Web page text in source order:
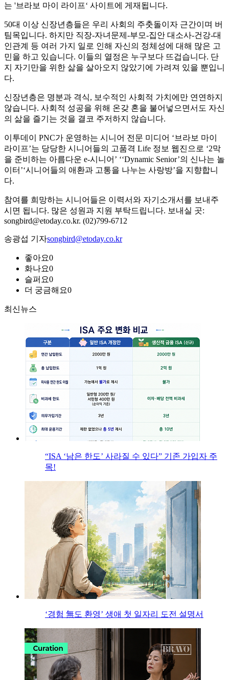
는 '브라보 마이 라이프‘ 사이트에 게재됩니다.
50대 이상 신장년층들은 우리 사회의 주춧돌이자 근간이며 버
팀목입니다. 하지만 직장-자녀문제-부모-집안 대소사-건강-대
인관계 등 여러 가지 일로 인해 자신의 정체성에 대해 많은 고
민을 하고 있습니다. 이들의 열정은 누구보다 뜨겁습니다. 단
지 자기만을 위한 삶을 살아오지 않았기에 가려져 있을 뿐입니
다.
신장년층은 명분과 격식, 보수적인 사회적 가치에만 연연하지
않습니다. 사회적 성공을 위해 온갖 혼을 불어넣으면서도 자신
의 삶을 즐기는 것을 결코 주저하지 않습니다.
이투데이 PNC가 운영하는 시니어 전문 미디어 ‘브라보 마이
라이프’는 당당한 시니어들의 고품격 Life 정보 웹진으로 ‘2막
을 준비하는 아름다운 e-시니어’ ‘‘Dynamic Senior’의 신나는 놀
이터’‘시니어들의 애환과 고통을 나누는 사랑방’을 지향합니
다.
참여를 희망하는 시니어들은 이력서와 자기소개서를 보내주
시면 됩니다. 많은 성원과 지원 부탁드립니다. 보내실 곳:
songbird@etoday.co.kr. (02)799-6712
송광섭 기자songbird@etoday.co.kr
좋아요0
화나요0
슬퍼요0
더 궁금해요0
최신뉴스
“ISA ‘남은 한도’ 사라질 수 있다” 기존 가입자 주
목!
‘경험 無도 환영’ 생애 첫 일자리 도전 설명서